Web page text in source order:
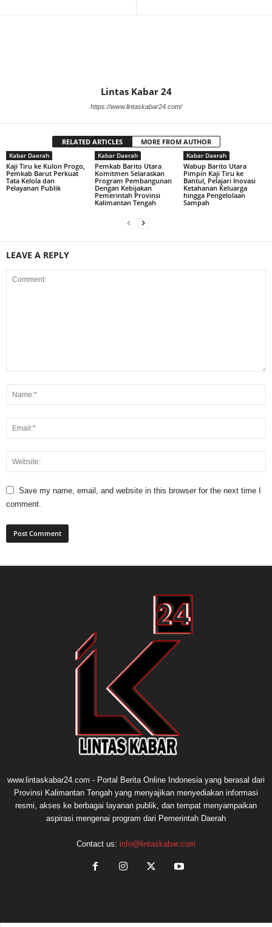
Lintas Kabar 24
https://www.lintaskabar24.com/
RELATED ARTICLES MORE FROM AUTHOR
Kabar Daerah
Kaji Tiru ke Kulon Progo,
Pemkab Barut Perkuat
Tata Kelola dan
Pelayanan Publik
Kabar Daerah
Pemkab Barito Utara
Komitmen Selaraskan
Program Pembangunan
Dengan Kebijakan
Pemerintah Provinsi
Kalimantan Tengah
Kabar Daerah
Wabup Barito Utara
Pimpin Kaji Tiru ke
Bantul, Pelajari Inovasi
Ketahanan Keluarga
hingga Pengelolaan
Sampah
LEAVE A REPLY
Save my name, email, and website in this browser for the next time I
comment.
www.lintaskabar24.com - Portal Berita Online Indonesia yang berasal dari
Provinsi Kalimantan Tengah yang menyajikan menyediakan informasi
resmi, akses ke berbagai layanan publik, dan tempat menyampaikan
aspirasi mengenai program dari Pemerintah Daerah
Contact us: info@lintaskabar.com